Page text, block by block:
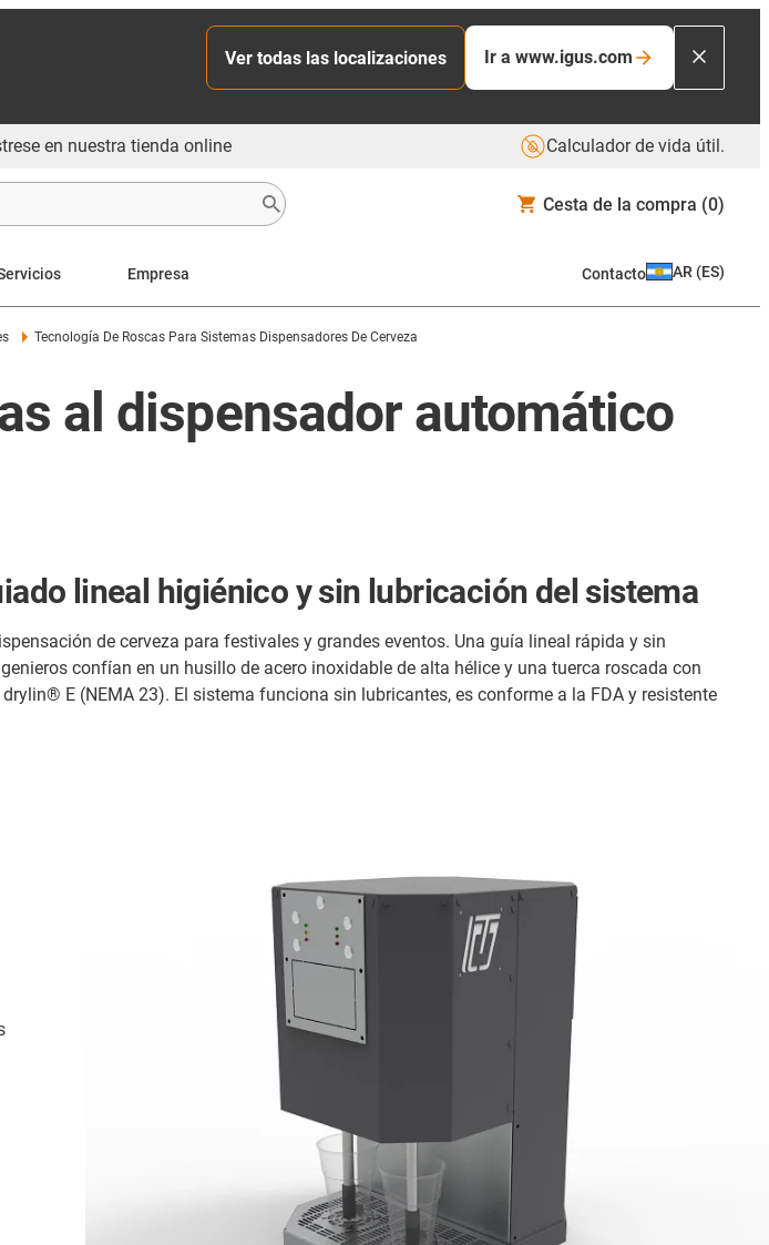
Ver todas las localizaciones Ir a www.igus.com
en nuestra tienda online Calculador de vida útil.
Cesta de la compra (0)
Empresa Contacto AR (ES)
Tecnología De Roscas Para Sistemas Dispensadores De Cerveza
al dispensador automático
lineal higiénico y sin lubricación del sistema
de cerveza para festivales y grandes eventos. Una guía lineal rápida y sin
confían en un husillo de acero inoxidable de alta hélice y una tuerca roscada con
E (NEMA 23). El sistema funciona sin lubricantes, es conforme a la FDA y resistente